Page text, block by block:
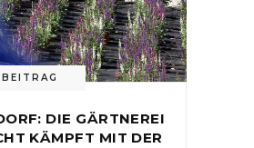
DIE GÄRTNEREI
KÄMPFT MIT DER